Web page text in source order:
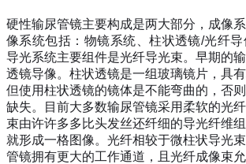
硬性输尿管镜主要构成是两大部分，成像
像系统包括：物镜系统、柱状透镜/光纤导
导光系统主要组件是光纤导光束。早期的
透镜导像。柱状透镜是一组玻璃镜片，具
但使用柱状透镜的镜体是不能弯曲的，否
缺失。目前大多数输尿管镜采用柔软的光
束由许许多多比头发丝还纤细的导光纤维
就形成一格图像。光纤相较于微柱状导光
管镜拥有更大的工作通道，且光纤成像束